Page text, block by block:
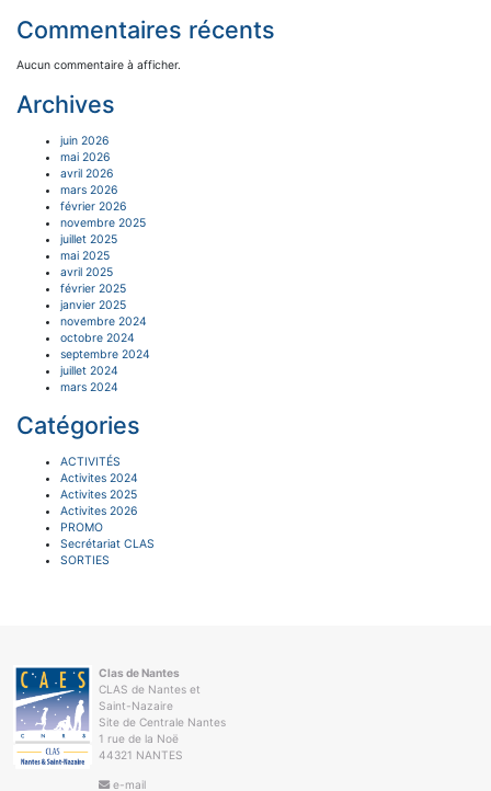
Commentaires récents
Aucun commentaire à afficher.
Archives
juin 2026
mai 2026
avril 2026
mars 2026
février 2026
novembre 2025
juillet 2025
mai 2025
avril 2025
février 2025
janvier 2025
novembre 2024
octobre 2024
septembre 2024
juillet 2024
mars 2024
Catégories
ACTIVITÉS
Activites 2024
Activites 2025
Activites 2026
PROMO
Secrétariat CLAS
SORTIES
Clas de Nantes
CLAS de Nantes et
Saint-Nazaire
Site de Centrale Nantes
1 rue de la Noë
44321 NANTES
e-mail